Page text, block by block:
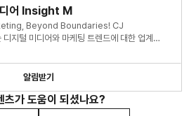
어 Insight M
Beyond Boundaries! CJ
디지털 미디어와 마케팅 트렌드에 대한 업계
알림받기
츠가 도움이 되셨나요?